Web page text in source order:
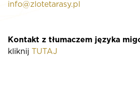
info@zlotetarasy.pl
Kontakt z tłumaczem języka
kliknij TUTAJ